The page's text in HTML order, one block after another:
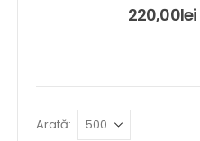
5.00out of 5
220,00lei
Arată: